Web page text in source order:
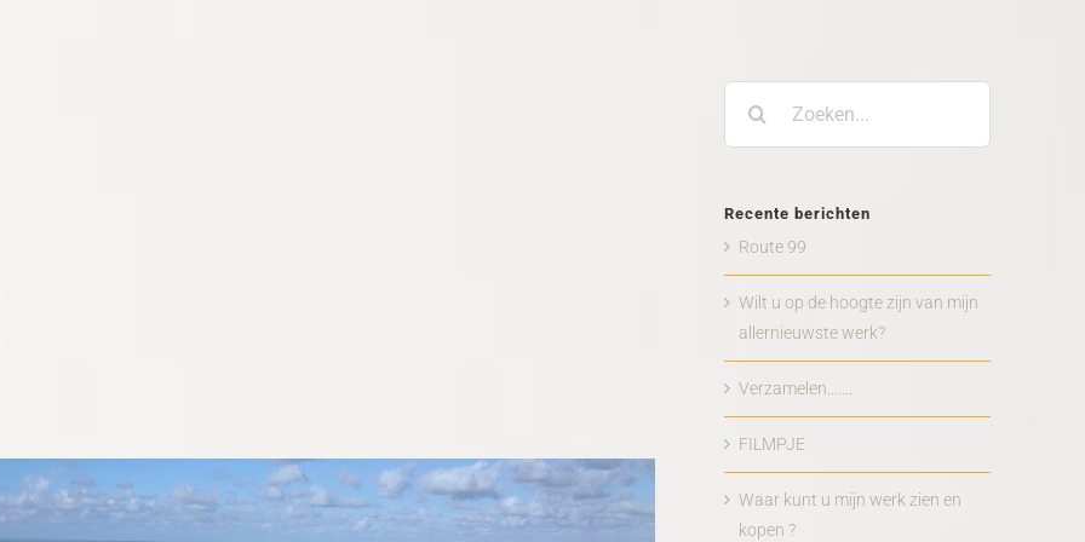
naar:
Recente berichten
Route 99
Wilt u op de hoogte zijn van mijn
allernieuwste werk?
Verzamelen…….
FILMPJE
Waar kunt u mijn werk zien en
kopen ?